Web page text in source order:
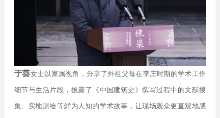
于葵女士以家属视角，分享了外祖父母在李庄时期的学术工作
细节与生活片段，披露了《中国建筑史》撰写过程中的文献搜
集、实地测绘等鲜为人知的学术故事，让现场观众更直观地感